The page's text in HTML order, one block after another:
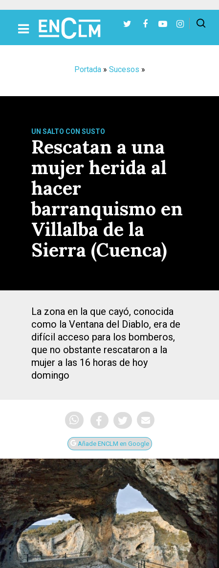
Portada» Sucesos »
UN SALTO CON SUSTO
Rescatan a una
mujer herida al
hacer
barranquismo en
Villalba de la
Sierra (Cuenca)
La zona en la que cayó, conocida
como la Ventana del Diablo, era de
difícil acceso para los bomberos,
que no obstante rescataron a la
mujer a las 16 horas de hoy
domingo
Añade ENCLM en Google